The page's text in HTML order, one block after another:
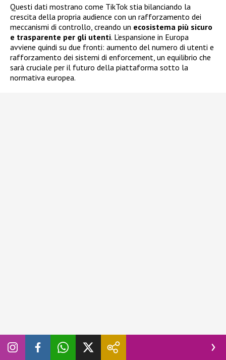
Questi dati mostrano come TikTok stia bilanciando la
crescita della propria audience con un rafforzamento dei
meccanismi di controllo, creando un ecosistema più sicuro
e trasparente per gli utenti. L’espansione in Europa
avviene quindi su due fronti: aumento del numero di utenti e
rafforzamento dei sistemi di enforcement, un equilibrio che
sarà cruciale per il futuro della piattaforma sotto la
normativa europea.